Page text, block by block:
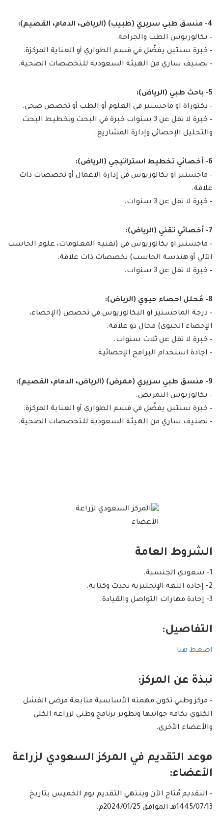
4- منسق طبي سريري (طبيب) (الرياض، الدمام، القصيم):
– بكالوريوس الطب والجراحة.
– خبرة سنتين يفضّل في قسم الطواري أو العناية المركزة.
– تصنيف ساري من الهيئة السعودية للتخصصات الصحية.
5- باحث طبي (الرياض):
– دكتوراة او ماجستير في العلوم أو الطب أو تخصص صحي.
– خبرة لا تقل عن 3 سنوات خبرة في البحث وتخطيط البحث
والتحليل الإحصائي وإدارة المشاريع.
6- أخصائي تخطيط استراتيجي (الرياض):
– ماجستير او بكالوريوس في إدارة الاعمال أو تخصصات ذات
علاقة.
– خبرة لا تقل عن 3 سنوات.
7- أخصائي تقني (الرياض):
– ماجستير او بكالوريوس في (تقنية المعلومات، علوم الحاسب
الآلي أو هندسة الحاسب) تخصصات ذات علاقة.
– خبرة لا تقل عن 3 سنوات.
8- مُحلل إحصاء حيوي (الرياض):
– درجة الماجستير او البكالوريوس في تخصص (الإحصاء،
الإحصاء الحيوي) مجال ذو علاقة.
– خبرة لا تقل عن ثلاث سنوات.
– اجادة استخدام البرامج الإحصائية.
9- منسق طبي سريري (ممرض) (الرياض، الدمام، القصيم):
– بكالوريوس التمريض.
– خبرة سنتين يفضّل في قسم الطواري أو العناية المركزة.
– تصنيف ساري من الهيئة السعودية للتخصصات الصحية.
الشروط العامة
1- سعودي الجنسية.
2- إجادة اللغة الإنجليزية تحدث وكتابة.
3- إجادة مهارات التواصل والقيادة.
التفاصيل:
اضغط هنا
نبذة عن المركز:
– مركز وطني تكون مهمته الأساسية متابعة مرضى الفشل
الكلوي بكافة جوانبها وتطوير برنامج وطني لزراعة الكلى
والأعضاء الأخرى.
موعد التقديم في المركز السعودي لزراعة
الأعضاء:
– التقديم مُتاح الآن وينتهي التقديم يوم الخميس بتاريخ
1445/07/13هـ الموافق 2024/01/25م.